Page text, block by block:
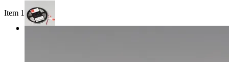
Item 1 of 3